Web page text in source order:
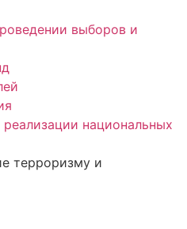
выборов и
национальных
терроризму и